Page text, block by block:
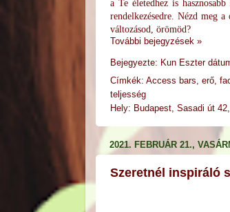
a Te életedhez is
rendelkezésedre. Nézd meg
változásod, örömöd?
További bejegyzések »
Bejegyezte: Kun Eszter
Címkék: Access bars, erő,
teljesség
Hely: Budapest, Sasadi út
2021. FEBRUÁR 21.,
Szeretnél inspiráló